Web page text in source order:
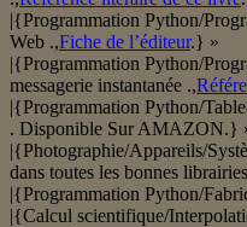
|{Programmation Python/
Web .,Fiche de l’éditeur.} »
|{Programmation Python/
messagerie instantanée .,
|{Programmation Python/
. Disponible Sur AMAZON.}
|{Photographie/Appareils/
dans toutes les bonnes
|{Programmation Python/
|{Calcul scientifique/